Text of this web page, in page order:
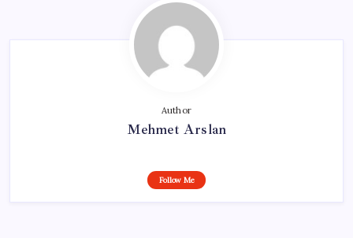
Author
Mehmet Arslan
Follow Me